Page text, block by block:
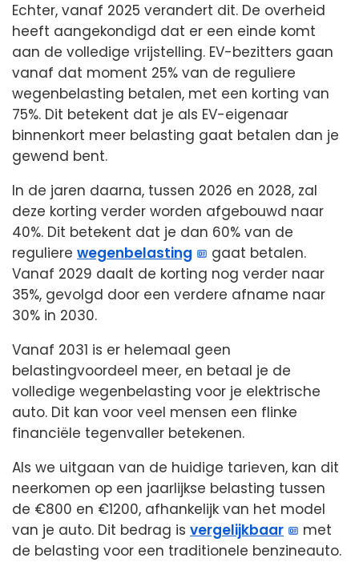
Echter, vanaf 2025 verandert dit. De overheid
heeft aangekondigd dat er een einde komt
aan de volledige vrijstelling. EV-bezitters gaan
vanaf dat moment 25% van de reguliere
wegenbelasting betalen, met een korting van
75%. Dit betekent dat je als EV-eigenaar
binnenkort meer belasting gaat betalen dan je
gewend bent.
In de jaren daarna, tussen 2026 en 2028, zal
deze korting verder worden afgebouwd naar
40%. Dit betekent dat je dan 60% van de
reguliere wegenbelasting
gaat betalen.
Vanaf 2029 daalt de korting nog verder naar
35%, gevolgd door een verdere afname naar
30% in 2030.
Vanaf 2031 is er helemaal geen
belastingvoordeel meer, en betaal je de
volledige wegenbelasting voor je elektrische
auto. Dit kan voor veel mensen een flinke
financiële tegenvaller betekenen.
Als we uitgaan van de huidige tarieven, kan dit
neerkomen op een jaarlijkse belasting tussen
de €800 en €1200, afhankelijk van het model
van je auto. Dit bedrag is vergelijkbaar
met
de belasting voor een traditionele benzineauto.